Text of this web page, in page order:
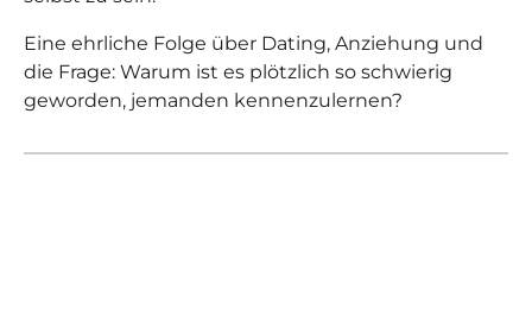
Eine ehrliche Folge über Dating, Anziehung und
die Frage: Warum ist es plötzlich so schwierig
geworden, jemanden kennenzulernen?